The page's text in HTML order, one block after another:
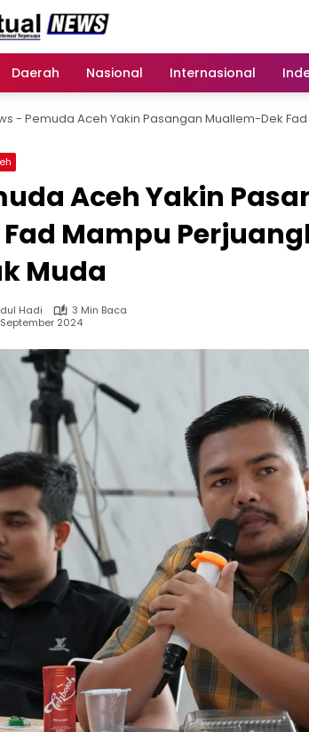
Daerah Nasional Internasional
- Pemuda Aceh Yakin Pasangan Muallem-Dek
Aceh Yakin
Fad Mampu
Muda
Hadi
3 Min Baca
September 2024